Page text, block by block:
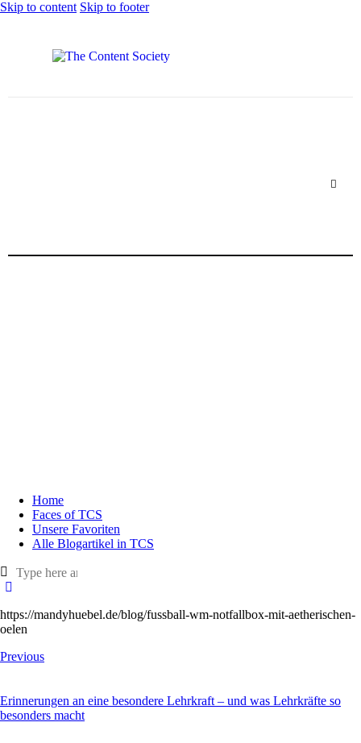
Skip to content Skip to footer
Home
Faces of TCS
Unsere Favoriten
Alle Blogartikel in TCS
https://mandyhuebel.de/blog/fussball-wm-notfallbox-mit-aetherischen-
oelen
Previous
Erinnerungen an eine besondere Lehrkraft – und was Lehrkräfte so
besonders macht